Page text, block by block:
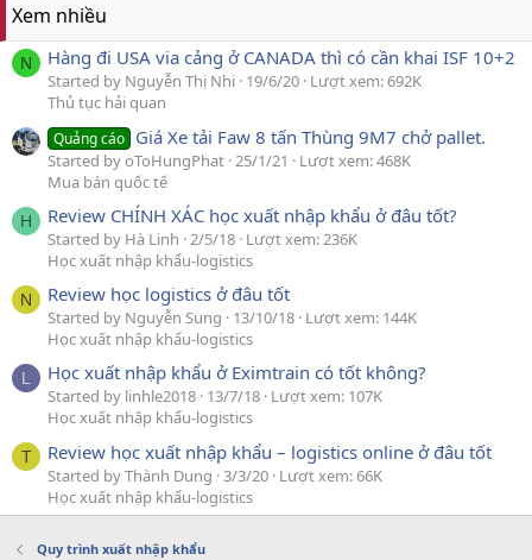
Xem nhiều
N Hàng đi USA via cảng ở CANADA thì có cần khai ISF 10+2
Started by Nguyễn Thị Nhi 19/6/20 Lượt xem: 692K
Thủ tục hải quan
Quảng cáo Giá Xe tải Faw 8 tấn Thùng 9M7 chở pallet.
Started by oToHungPhat 25/1/21
Lượt xem: 468K
Mua bán quốc tế
H Review CHÍNH XÁC học xuất nhập khẩu ở đâu tốt?
Started by Hà Linh 2/5/18 Lượt xem: 236K
Học xuất nhập khẩu-logistics
N Review học logistics ở đâu tốt
Started by Nguyễn Sung 13/10/18 Lượt xem: 144K
Học xuất nhập khẩu-logistics
L Học xuất nhập khẩu ở Eximtrain có tốt không?
Started by linhle2018 13/7/18 Lượt xem: 107K
Học xuất nhập khẩu-logistics
T Review học xuất nhập khẩu – logistics online ở đâu tốt
Started by Thành Dung 3/3/20 Lượt xem: 66K
Học xuất nhập khẩu-logistics
Quy trình xuất nhập khẩu